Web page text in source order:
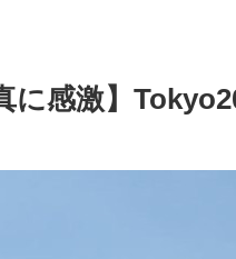
感激】